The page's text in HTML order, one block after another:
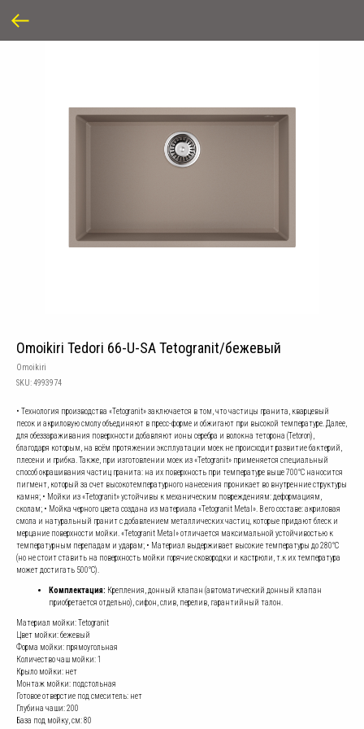
Omoikiri Tedori 66-U-SA Tetogranit/бежевый
Omoikiri
SKU:4993974
• Технология производства «Tetogranit» заключается в том, что частицы гранита, кварцевый
песок и акриловую смолу объединяют в пресс-форме и обжигают при высокой температуре. Далее,
для обеззараживания поверхности добавляют ионы серебра и волокна теторона (Tetoron),
благодаря которым, на всём протяжении эксплуатации моек не происходит развитие бактерий,
плесени и грибка. Также, при изготовлении моек из «Tetogranit» применяется специальный
способ окрашивания частиц гранита: на их поверхность при температуре выше 700°С наносится
пигмент, который за счет высокотемпературного нанесения проникает во внутренние структуры
камня; • Мойки из «Tetogranit» устойчивы к механическим повреждениям: деформациям,
сколам; • Мойка черного цвета создана из материала «Tetogranit Metal». В его составе: акриловая
смола и натуральный гранит с добавлением металлических частиц, которые придают блеск и
мерцание поверхности мойки. «Tetogranit Metal» отличается максимальной устойчивостью к
температурным перепадам и ударам; • Материал выдерживает высокие температуры до 280°С
(но не стоит ставить на поверхность мойки горячие сковородки и кастрюли, т.к их температура
может достигать 500°С).
Комплектация: Крепления, донный клапан (автоматический донный клапан
приобретается отдельно), сифон, слив, перелив, гарантийный талон.
Материал мойки: Tetogranit
Цвет мойки: бежевый
Форма мойки: прямоугольная
Количество чаш мойки: 1
Крыло мойки: нет
Монтаж мойки: подстольная
Готовое отверстие под смеситель: нет
Глубина чаши: 200
База под мойку, см: 80